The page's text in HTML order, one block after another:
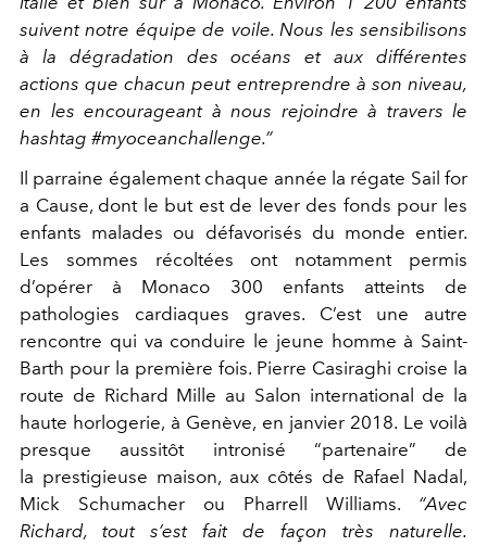
suivent notre équipe de voile. Nous les sensibilisons
à la dégradation des océans et aux différentes
actions que chacun peut entreprendre à son niveau,
en les encourageant à nous rejoindre à travers le
hashtag #myoceanchallenge.”
Il parraine également chaque année la régate Sail for
a Cause, dont le but est de lever des fonds pour les
enfants malades ou défavorisés du monde entier.
Les sommes récoltées ont notamment permis
d’opérer à Monaco 300 enfants atteints de
pathologies cardiaques graves. C’est une autre
rencontre qui va conduire le jeune homme à Saint-
Barth pour la première fois. Pierre Casiraghi croise la
route de Richard Mille au Salon international de la
haute horlogerie, à Genève, en janvier 2018. Le voilà
presque aussitôt intronisé “partenaire” de
la prestigieuse maison, aux côtés de Rafael Nadal,
Mick Schumacher ou Pharrell Williams. “Avec
Richard, tout s’est fait de façon très naturelle.